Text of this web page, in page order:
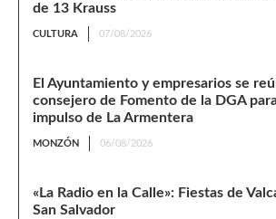
de 13 Krauss
CULTURA 07/08/2026
El Ayuntamiento y empresarios se
consejero de Fomento de la DGA
impulso de La Armentera
MONZÓN 06/08/2026
«La Radio en la Calle»: Fiestas de
San Salvador